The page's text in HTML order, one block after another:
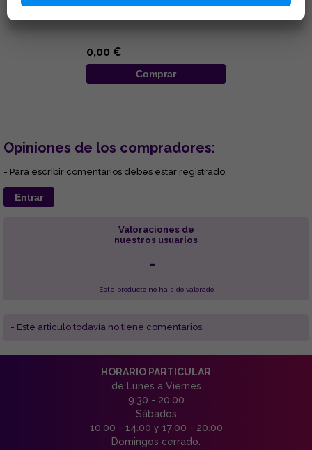
0,00 €
Comprar
Opiniones de los compradores:
- Para escribir comentarios debes estar registrado.
Entrar
Valoraciones de
nuestros usuarios
-
Este producto no ha sido valorado
- Este articulo todavía no tiene comentarios.
HORARIO PARTICULAR
de Lunes a Viernes
9:30 - 20:00
Sábados
10:00 - 14:00 y 17:00 - 20:00
Domingos cerrado.